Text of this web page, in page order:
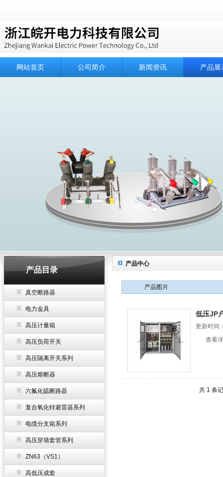
网站首页 公司简介 新闻资讯 产品展
产品目录
真空断路器
电力金具
高压计量箱
高压负荷开关
高压隔离开关系列
高压熔断器
六氟化硫断路器
复合氧化锌避雷器系列
电缆分支箱系列
高压穿墙套管系列
ZN63（VS1）
高低压成套
产品中心
产品图片
低压JP
更新时间
查看
共 1 条